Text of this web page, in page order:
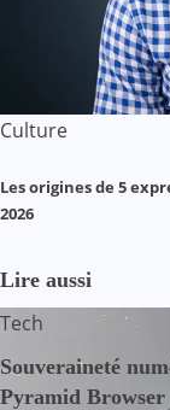
Culture
Les origines de 5
2026
Lire aussi
Tech
Souveraineté
Pyramid